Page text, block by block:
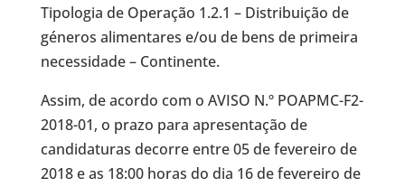
Tipologia de Operação 1.2.1 – Distribuição de
géneros alimentares e/ou de bens de primeira
necessidade – Continente.
Assim, de acordo com o AVISO N.º POAPMC-F2-
2018-01, o prazo para apresentação de
candidaturas decorre entre 05 de fevereiro de
2018 e as 18:00 horas do dia 16 de fevereiro de